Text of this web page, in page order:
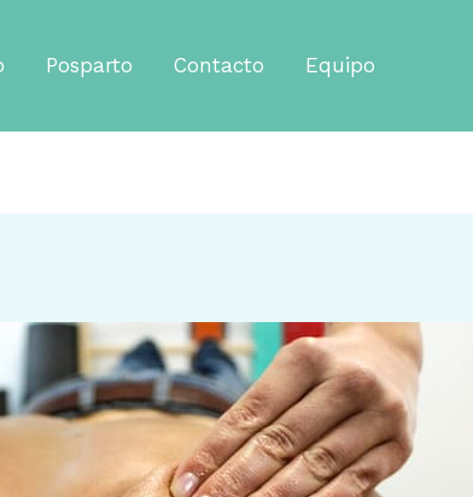
Posparto Contacto Equipo